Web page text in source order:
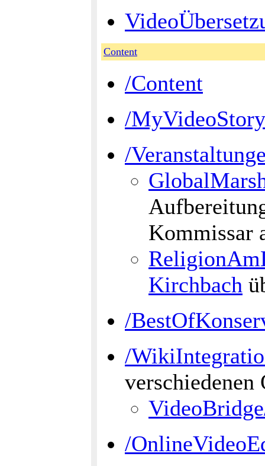
Content
/Content
/MyVideoStory
/
Kommissar
Kirchbach
/
/
verschiedenen
/